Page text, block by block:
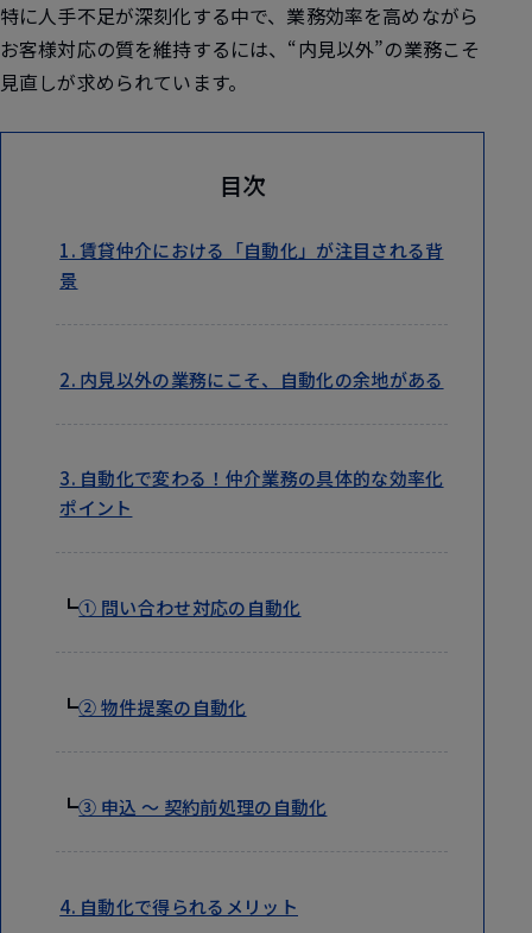
特に人手不足が深刻化する中で、業務効率を高めながら
お客様対応の質を維持するには、“内見以外”の業務こそ
見直しが求められています。
目次
1. 賃貸仲介における「自動化」が注目される背
景
2. 内見以外の業務にこそ、自動化の余地がある
3. 自動化で変わる！仲介業務の具体的な効率化
ポイント
┗① 問い合わせ対応の自動化
┗② 物件提案の自動化
┗③ 申込 ～ 契約前処理の自動化
4. 自動化で得られるメリット